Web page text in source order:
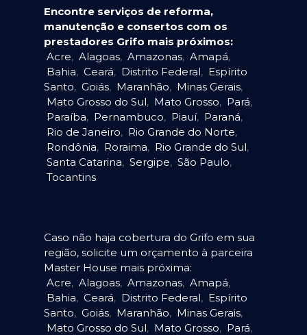
Encontre serviços de reforma,
manutenção e consertos com os
prestadores Grifo mais próximos:
Acre, Alagoas, Amazonas, Amapá,
Bahia, Ceará, Distrito Federal, Espírito
Santo, Goiás, Maranhão, Minas Gerais,
Mato Grosso do Sul, Mato Grosso, Pará,
Paraíba, Pernambuco, Piauí, Paraná,
Rio de Janeiro, Rio Grande do Norte,
Rondônia, Roraima, Rio Grande do Sul,
Santa Catarina, Sergipe, São Paulo,
Tocantins.
Caso não haja cobertura do Grifo em sua
região, solicite um orçamento à parceira
Master House mais próxima:
Acre, Alagoas, Amazonas, Amapá,
Bahia, Ceará, Distrito Federal, Espírito
Santo, Goiás, Maranhão, Minas Gerais,
Mato Grosso do Sul, Mato Grosso, Pará,